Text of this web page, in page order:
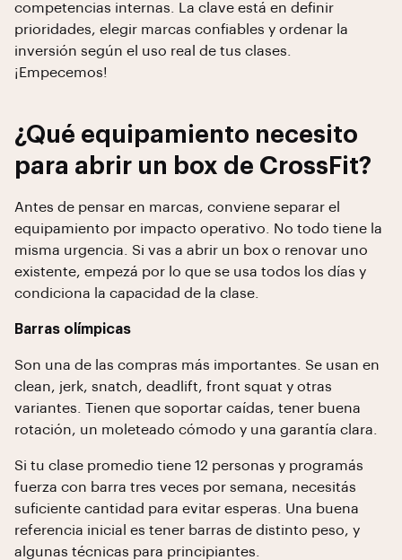
competencias internas. La clave está en definir
prioridades, elegir marcas confiables y ordenar la
inversión según el uso real de tus clases.
¡Empecemos!
¿Qué equipamiento necesito
para abrir un box de CrossFit?
Antes de pensar en marcas, conviene separar el
equipamiento por impacto operativo. No todo tiene la
misma urgencia. Si vas a abrir un box o renovar uno
existente, empezá por lo que se usa todos los días y
condiciona la capacidad de la clase.
Barras olímpicas
Son una de las compras más importantes. Se usan en
clean, jerk, snatch, deadlift, front squat y otras
variantes. Tienen que soportar caídas, tener buena
rotación, un moleteado cómodo y una garantía clara.
Si tu clase promedio tiene 12 personas y programás
fuerza con barra tres veces por semana, necesitás
suficiente cantidad para evitar esperas. Una buena
referencia inicial es tener barras de distinto peso, y
algunas técnicas para principiantes.